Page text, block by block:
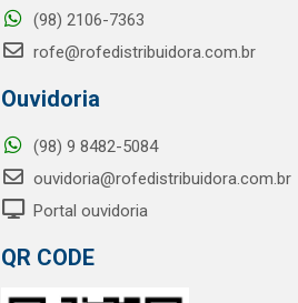
(98) 2106-7363
rofe@rofedistribuidora.com.br
Ouvidoria
(98) 9 8482-5084
ouvidoria@rofedistribuidora.com.br
Portal ouvidoria
QR CODE